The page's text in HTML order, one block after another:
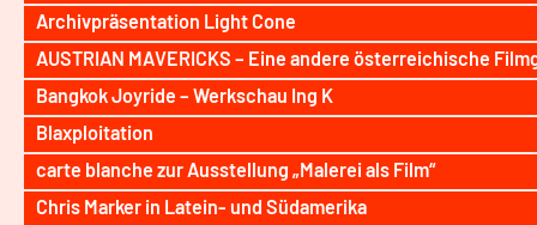
Archivpräsentation Light Cone
AUSTRIAN MAVERICKS – Eine andere österreichische
Bangkok Joyride – Werkschau Ing K
Blaxploitation
carte blanche zur Ausstellung „Malerei als Film“
Chris Marker in Latein- und Südamerika